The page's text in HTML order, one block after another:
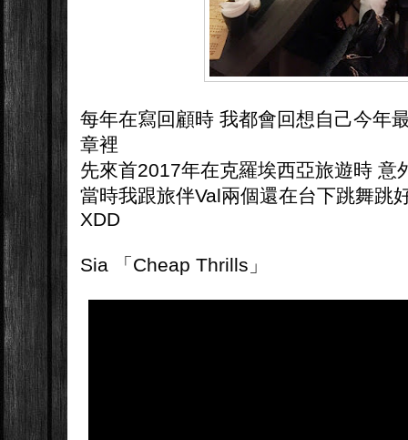
每年在寫回顧時 我都會回想自己今年
章裡
先來首2017年在克羅埃西亞旅遊時 意
當時我跟旅伴Val兩個還在台下跳舞跳
XDD
Sia 「Cheap Thrills」